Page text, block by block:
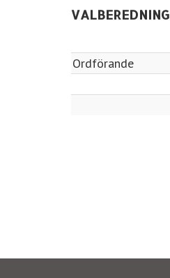
VALBEREDNING
Ordförande